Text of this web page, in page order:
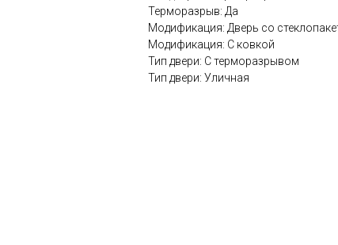
Терморазрыв: Да
Модификация: Дверь со
Модификация: С ковкой
Тип двери: С терморазрывом
Тип двери: Уличная